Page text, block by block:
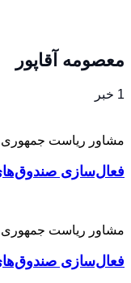
معصومه آقاپور
1 خبر
مشاور ریاست جمهوری
فعال‌سازی
مشاور ریاست جمهوری
فعال‌سازی